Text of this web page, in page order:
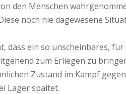
den Menschen
noch nie dagewesene
dass ein so unscheinbares,
zum Erliegen zu
Zustand im Kampf
Lager spaltet.